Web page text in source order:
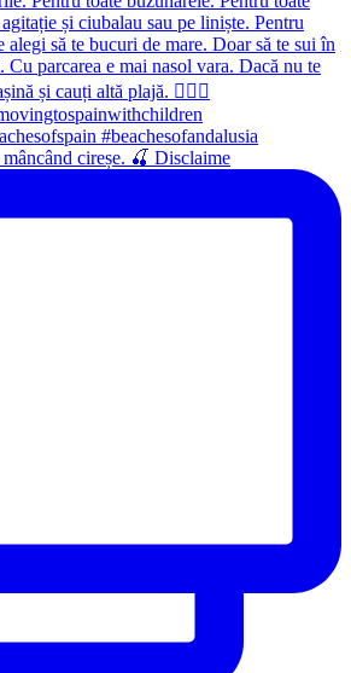
cireșe. 🍒 Disclaime